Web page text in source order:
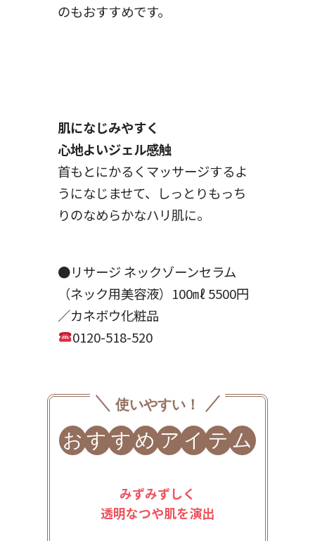
のもおすすめです。
肌になじみやすく
心地よいジェル感触
首もとにかるくマッサージするよ
うになじませて、しっとりもっち
りのなめらかなハリ肌に。
●リサージ ネックゾーンセラム
（ネック用美容液）100㎖ 5500円
／カネボウ化粧品
0120-518-520
使いやすい！
お す す め ア イ テ ム
みずみずしく
透明なつや肌を演出